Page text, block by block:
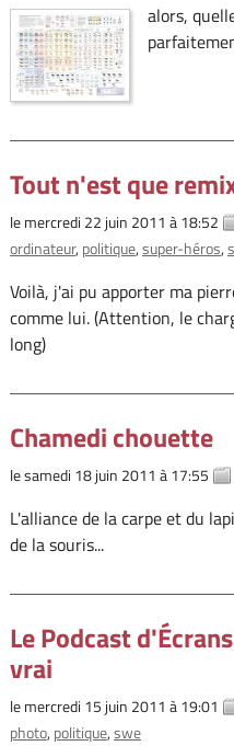
alors,
Tout n'est que
le mercredi 22 juin 2011 à 18:52
ordinateur politique super-héros
Voilà, j'ai pu apporter ma
comme lui. (Attention, le
long)
Chamedi chouette
le samedi 18 juin 2011 à 17:55
L'alliance de la carpe et du
de la souris...
Le Podcast
vrai
le mercredi 15 juin 2011 à 19:01
photo politique swe